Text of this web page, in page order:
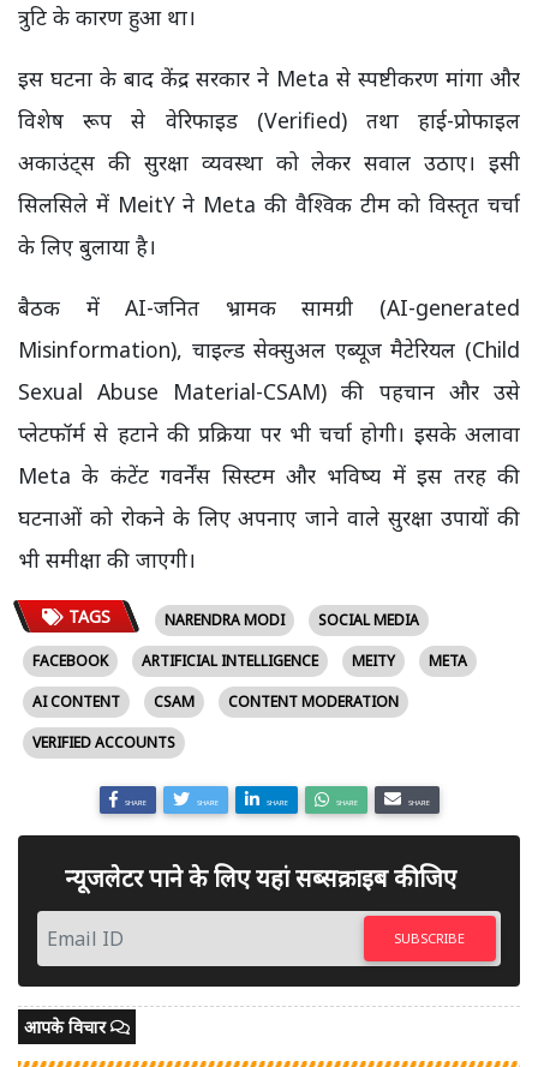
त्रुटि के कारण हुआ था।
इस घटना के बाद केंद्र सरकार ने Meta से स्पष्टीकरण मांगा और
विशेष रूप से वेरिफाइड (Verified) तथा हाई-प्रोफाइल
अकाउंट्स की सुरक्षा व्यवस्था को लेकर सवाल उठाए। इसी
सिलसिले में MeitY ने Meta की वैश्विक टीम को विस्तृत चर्चा
के लिए बुलाया है।
बैठक में AI-जनित भ्रामक सामग्री (AI-generated
Misinformation), चाइल्ड सेक्सुअल एब्यूज मैटेरियल (Child
Sexual Abuse Material-CSAM) की पहचान और उसे
प्लेटफॉर्म से हटाने की प्रक्रिया पर भी चर्चा होगी। इसके अलावा
Meta के कंटेंट गवर्नेंस सिस्टम और भविष्य में इस तरह की
घटनाओं को रोकने के लिए अपनाए जाने वाले सुरक्षा उपायों की
भी समीक्षा की जाएगी।
TAGS NARENDRA MODI
SOCIAL MEDIA
FACEBOOK
ARTIFICIAL INTELLIGENCE MEITY
META
AI CONTENT
CSAM
CONTENT MODERATION
VERIFIED ACCOUNTS
SHARE SHARE SHARE SHARE SHARE
न्यूजलेटर पाने के लिए यहां सब्सक्राइब कीजिए
SUBSCRIBE
आपके विचार